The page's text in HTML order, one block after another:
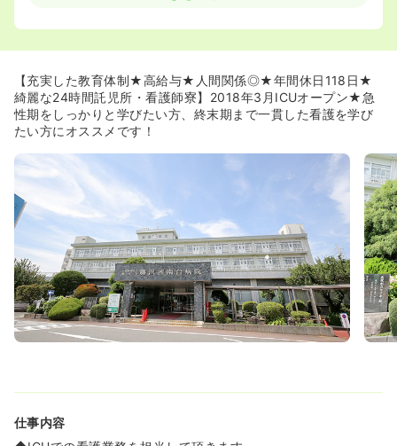
ードスケートチーム担当ドクターが在籍しているのでスポ
ーツ整形に関する幅広い疾患に携わることが出来ます。
◆オペ件数の2/3が整形外科です。整形に興味がある人に
はもってこいの環境です。
護・緩和ケア）とがん看護専門看護師が1名在籍していま
す。
≪既卒・新卒問わず盤石なフォロー体制に定評がありま
す！≫
◆実技面をフォローする「実地指導者」と精神面をフォロ
ーする「エルダーナース」の両方がつきます。その人ぞれ
ぞれのレベルに合わせ、しっかりと独り立ち出来るまでフ
ォローをしてもらえます。
◆日本病院機能評価認定を受けており、24時間の救急医療
にも対応しています。質の高い医療と心のこもった看護を
目指して、地域に密着した医療を提供しています。
≪充実した研修プログラム≫
◆入職後には、3週間もの期間をかけて、しっかりとした
【充実した教育体制★高給与★人間関係◎★年間休日118日★
綺麗な24時間託児所・看護師寮】2018年3月ICUオープン★急
性期をしっかりと学びたい方、終末期まで一貫した看護を学び
たい方にオススメです！
仕事内容